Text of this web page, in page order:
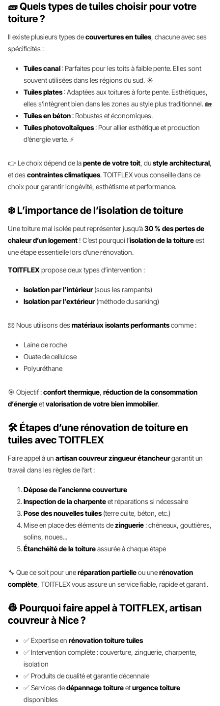
🧱 Quels types de tuiles choisir pour votre
toiture ?
Il existe plusieurs types decouvertures en tuiles, chacune avec ses
spécificités :
Tuiles canal: Parfaites pour les toits à faible pente. Elles sont
souvent utilisées dans les régions du sud. ☀️
Tuiles plates: Adaptées aux toitures à forte pente. Esthétiques,
elles s’intègrent bien dans les zones au style plus traditionnel. 🏡
Tuiles en béton: Robustes et économiques.
Tuiles photovoltaïques: Pour allier esthétique et production
d’énergie verte. ⚡️
👉 Le choix dépend de lapente de votre toit, dustyle architectural,
et descontraintes climatiques. TOITFLEX vous conseille dans ce
choix pour garantir longévité, esthétisme et performance.
❄️ L’importance de l’isolation de toiture
Une toiture mal isolée peut représenter jusqu’à30 % des pertes de
chaleur d’un logement ! C’est pourquoi l’isolation de la toitureest
une étape essentielle lors d’une rénovation.
TOITFLEX propose deux types d’intervention :
Isolation par l’intérieur(sous les rampants)
Isolation par l’extérieur(méthode du sarking)
🧤 Nous utilisons desmatériaux isolants performantscomme :
Laine de roche
Ouate de cellulose
Polyuréthane
🎯 Objectif :confort thermique, réduction de la consommation
d’énergieetvalorisation de votre bien immobilier.
🛠️ Étapes d’une rénovation de toiture en
tuiles avec TOITFLEX
Faire appel à un artisan couvreur zingueur étancheurgarantit un
travail dans les règles de l’art :
Dépose de l’ancienne couverture
Inspection de la charpenteet réparations si nécessaire
Pose des nouvelles tuiles (terre cuite, béton, etc.)
Mise en place des éléments dezinguerie: chéneaux, gouttières,
solins, noues...
Étanchéité de la toitureassurée à chaque étape
🔧 Que ce soit pour uneréparation partielleou unerénovation
complète, TOITFLEX vous assure un service fiable, rapide et garanti.
👷 Pourquoi faire appel à TOITFLEX, artisan
couvreur à Nice ?
✅ Expertise en rénovation toiture tuiles
✅ Intervention complète : couverture, zinguerie, charpente,
isolation
✅ Produits de qualité et garantie décennale
✅ Services dedépannage toitureeturgence toiture
disponibles